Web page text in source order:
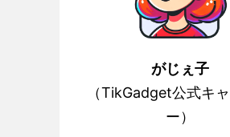
がじぇ子
（TikGadget公式キ
ー）